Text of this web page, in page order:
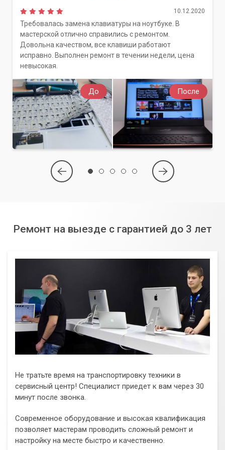
портить настроение. Обратитесь в сервисный центр
"Компьютерный Мастер", и мы вернём вашему ноутбуку
скорость, стабильность и безопасность!
До После
10.12.2020
Требовалась замена клавиатуры на ноутбуке. В
мастерской отлично справились с ремонтом.
Довольна качеством, все клавиши работают
исправно. Выполнен ремонт в течении недели, цена
невысокая.
Ремонт на выезде с гарантией до 3 лет
Не тратьте время на транспортировку техники в
сервисный центр! Специалист приедет к вам через 30
минут после звонка.
Современное оборудование и высокая квалификация
позволяет мастерам проводить сложный ремонт и
настройку на месте быстро и качественно.